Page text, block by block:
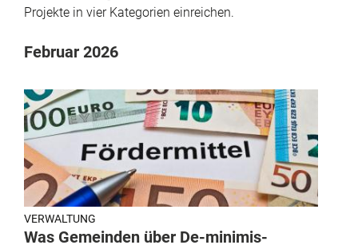
Projekte in vier Kategorien einreichen.
Februar 2026
VERWALTUNG
Was Gemeinden über De-minimis-